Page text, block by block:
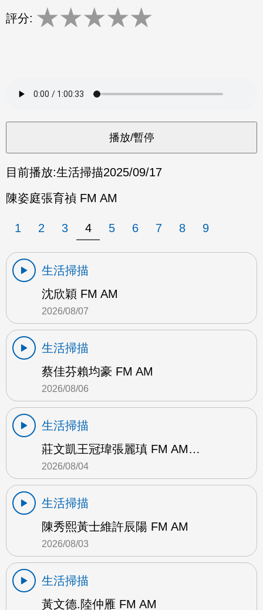
評分: ★★★★★
目前播放:生活掃描2025/09/17
陳姿庭張育禎 FM AM
1 2 3 4 5 6 7 8 9
生活掃描
沈欣穎 FM AM
2026/08/07
生活掃描
蔡佳芬賴均豪 FM AM
2026/08/06
生活掃描
莊文凱王冠瑋張麗瑱 FM AM…
2026/08/04
生活掃描
陳秀熙黃士維許辰陽 FM AM
2026/08/03
生活掃描
黃文德.陸仲雁 FM AM